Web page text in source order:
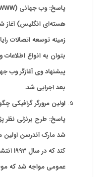
پاسخ: وب جهانی (WWW)
هسته‌ای انگلیس) آغاز
زمینه توسعه اتصالات
بتوان به انواع
بعد اجرایی شد.
اولین مرورگر
پاسخ: طرح برنزلی نظر
شد مارک آندرسن اولین
کند
عمومی مواجه شد که